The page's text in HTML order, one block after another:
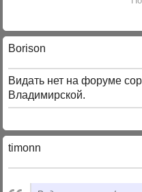
Borison
Видать нет на форуме
Владимирской.
timonn